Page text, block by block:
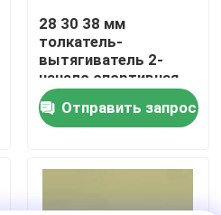
28 30 38 мм
толкатель-
вытягиватель 2-
начало спортивная
капсула пластиковая
капсула
Отправить запрос